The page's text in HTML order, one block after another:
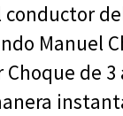
Manuel
de